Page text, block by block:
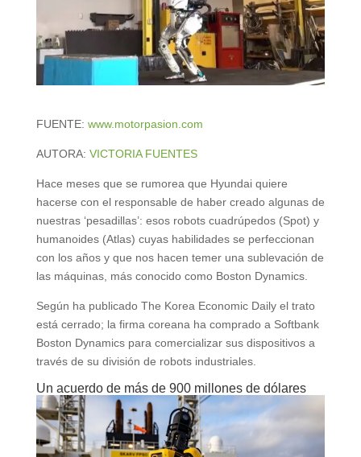
FUENTE: www.motorpasion.com
AUTORA: VICTORIA FUENTES
Hace meses que se rumorea que Hyundai quiere
hacerse con el responsable de haber creado algunas de
nuestras ‘pesadillas’: esos robots cuadrúpedos (Spot) y
humanoides (Atlas) cuyas habilidades se perfeccionan
con los años y que nos hacen temer una sublevación de
las máquinas, más conocido como Boston Dynamics.
Según ha publicado The Korea Economic Daily el trato
está cerrado; la firma coreana ha comprado a Softbank
Boston Dynamics para comercializar sus dispositivos a
través de su división de robots industriales.
Un acuerdo de más de 900 millones de dólares